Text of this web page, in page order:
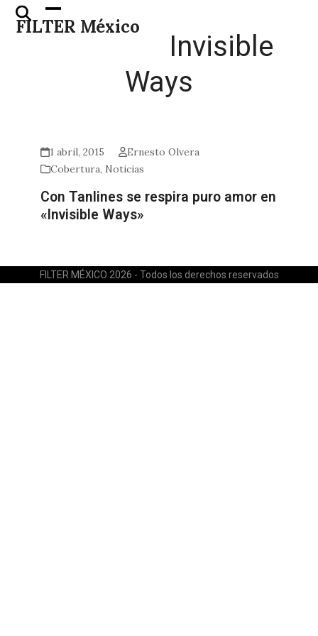
Skip
FILTER México
Open
mobile
Close
mobile
Invisible
Ways
1 abril, 2015
Ernesto Olvera
Cobertura, Noticias
Con Tanlines se respira puro amor en
«Invisible Ways»
FILTER MÉXICO 2026 - Todos los derechos reservados